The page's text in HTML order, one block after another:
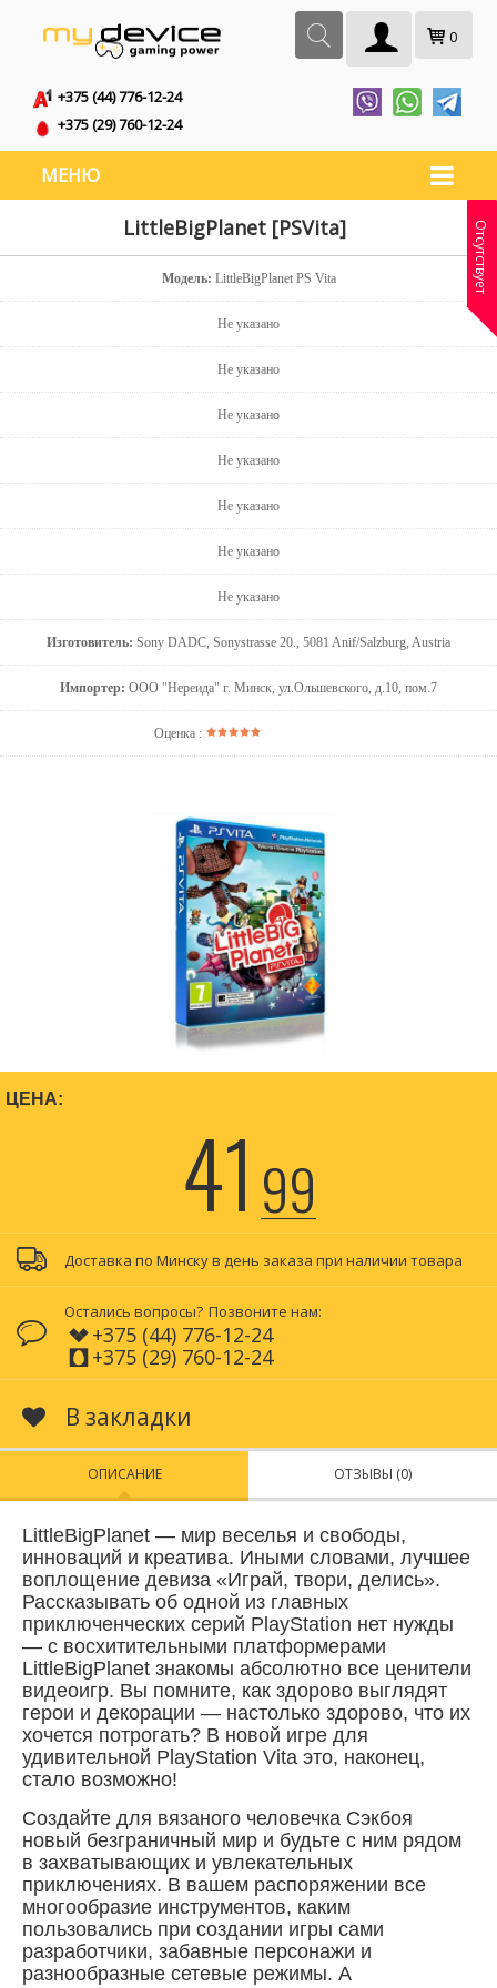
0
+375 (44) 776-12-24
+375 (29) 760-12-24
МЕНЮ
LittleBigPlanet [PSVita]
Модель: LittleBigPlanet PS Vita
Не указано
Не указано
Не указано
Не указано
Не указано
Не указано
Не указано
Изготовитель: Sony DADC, Sonystrasse 20., 5081 Anif/Salzburg, Austria
Импортер: ООО "Нереида" г. Минск, ул.Ольшевского, д.10, пом.7
Оценка :
Отсутствует
ЦЕНА:
41 99
Доставка по Минску в день заказа при наличии товара
Остались вопросы? Позвоните нам:
+375 (44) 776-12-24
+375 (29) 760-12-24
В закладки
ОПИСАНИЕ ОТЗЫВЫ (0)
LittleBigPlanet — мир веселья и свободы,
инноваций и креатива. Иными словами, лучшее
воплощение девиза «Играй, твори, делись».
Рассказывать об одной из главных
приключенческих серий PlayStation нет нужды
— с восхитительными платформерами
LittleBigPlanet знакомы абсолютно все ценители
видеоигр. Вы помните, как здорово выглядят
герои и декорации — настолько здорово, что их
хочется потрогать? В новой игре для
удивительной PlayStation Vita это, наконец,
стало возможно!
Создайте для вязаного человечка Сэкбоя
новый безграничный мир и будьте с ним рядом
в захватывающих и увлекательных
приключениях. В вашем распоряжении все
многообразие инструментов, каким
пользовались при создании игры сами
разработчики, забавные персонажи и
разнообразные сетевые режимы. А